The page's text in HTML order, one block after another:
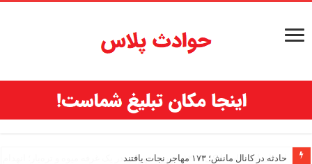
حادثه در کانال مانش؛ ۱۷۳ مهاجر نجات یافتند